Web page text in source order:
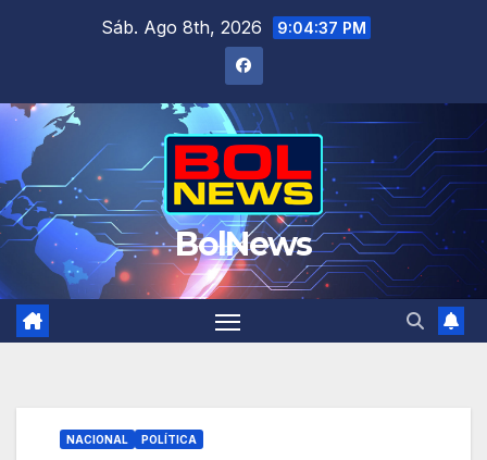
Sáb. Ago 8th, 2026 9:04:38 PM
BolNews
NACIONAL POLÍTICA